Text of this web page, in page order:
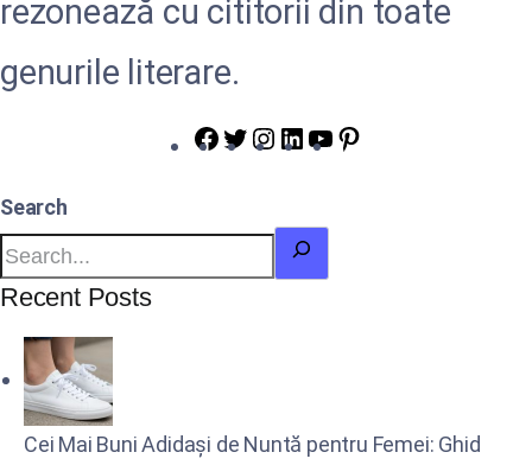
rezonează cu cititorii din toate
genurile literare.
Search
Recent Posts
Cei Mai Buni Adidași de Nuntă pentru Femei: Ghid